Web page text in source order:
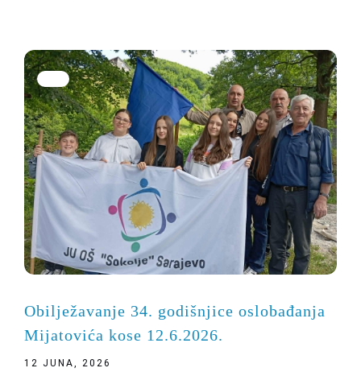
Obilježavanje 34. godišnjice oslobađanja
Mijatovića kose 12.6.2026.
12 JUNA, 2026